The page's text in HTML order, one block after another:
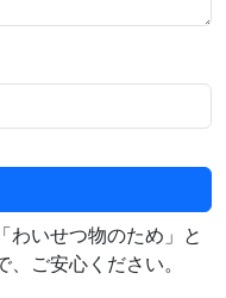
わいせつ物のため」と
ご安心ください。